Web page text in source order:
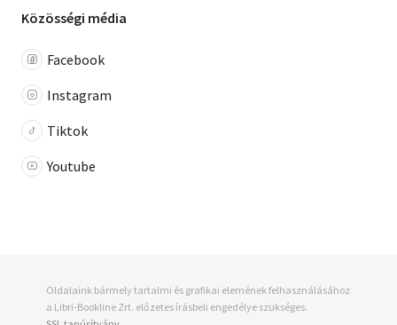
Közösségi média
Facebook
Instagram
Tiktok
Youtube
Oldalaink bármely tartalmi és grafikai elemének felhasználásához
a Libri-Bookline Zrt. előzetes írásbeli engedélye szükséges.